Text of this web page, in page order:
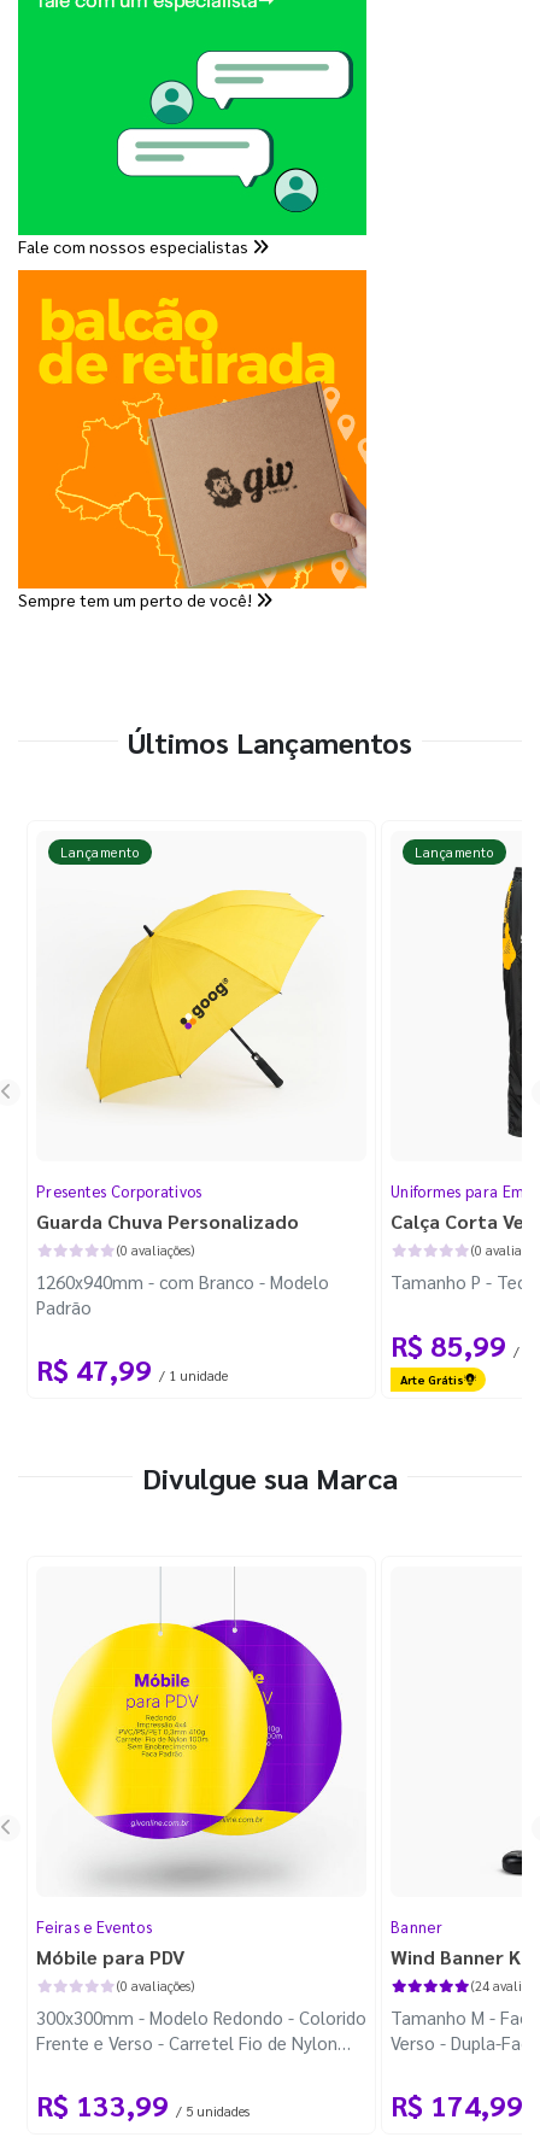
Fale com nossos especialistas
Sempre tem um perto de você!
Últimos Lançamentos
Lançamento
Presentes Corporativos
Guarda Chuva Personalizado
(0 avaliações)
1260x940mm - com Branco - Modelo
Padrão
R$ 47,99 / 1 unidade
Lançamento
Uniformes para
Calça Corta
(0
Tamanho P -
R$ 85,99 / 1
Arte Grátis
Divulgue sua Marca
Feiras e Eventos
Móbile para PDV
(0 avaliações)
300x300mm - Modelo Redondo - Colorido
Frente e Verso - Carretel Fio de Nylon
R$ 133,99 / 5 unidades
Banner
Wind Banner
(24
Tamanho M -
Verso - Dupla-
R$ 174,99